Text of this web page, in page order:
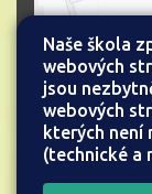
Všechna práva
Naše škola
webových
jsou
webových
kterých není
(technické a